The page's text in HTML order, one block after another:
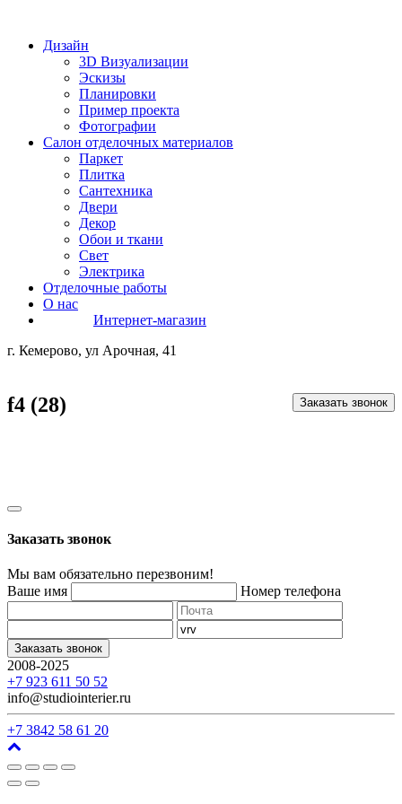
Дизайн
3D Визуализации
Эскизы
Планировки
Пример проекта
Фотографии
Салон отделочных материалов
Паркет
Плитка
Сантехника
Двери
Декор
Обои и ткани
Свет
Электрика
Отделочные работы
О нас
Интернет-магазин
г. Кемерово, ул Арочная, 41
f4 (28) Заказать звонок
Заказать звонок
Мы вам обязательно перезвоним!
Ваше имя
Номер телефона
Заказать звонок
2008-2025
+7 923 611 50 52
info@studiointerier.ru
+7 3842 58 61 20